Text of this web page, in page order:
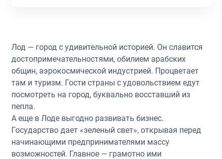
Лод — город с удивительной историей. Он славится
достопримечательностями, обилием арабских
общин, аэрокосмической индустрией. Процветает
там и туризм. Гости страны с удовольствием едут
посмотреть на город, буквально восставший из
пепла.
А еще в Лоде выгодно развивать бизнес.
Государство дает «зеленый свет», открывая перед
начинающими предпринимателями массу
возможностей. Главное — грамотно ими